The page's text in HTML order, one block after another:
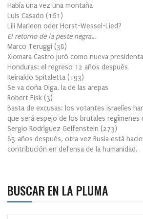
Había una vez una montaña
Luis Casado (161 )
Lili Marleen oder Horst-Wessel-Lied?
El retorno de la peste negra…
Marco Teruggi (38)
Xiomara Castro juró como nueva presidenta
Honduras: el regreso 12 años después
Reinaldo Spitaletta (193)
Se va doña Olga, la de las arepas
Robert Fisk (3)
Basta de excusas: los votantes israelíes
que será espejo de los brutales regímenes
Sergio Rodríguez Gelfenstein (273)
85 años después, otra vez Rusia está
contribución en defensa de la humanidad.
BUSCAR EN LA PLUMA